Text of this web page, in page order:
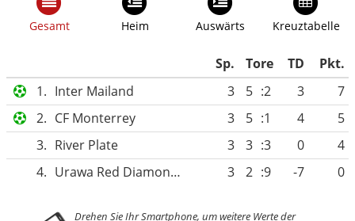
Gesamt Heim Auswärts Kreuztabelle
Sp. Tore TD
Pkt.
1. Inter Mailand 3 5 :2 3
7
2. CF Monterrey 3 5 :1 4
5
3. River Plate 3 3 :3 0
4
4.
Urawa Red Diamonds 3 2 :9 -7 0